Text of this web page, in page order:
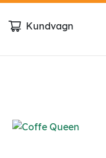
Kundvagn